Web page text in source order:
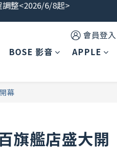
整<2026/6/8起>
筆記本，錯過不補✨
會員登入
BOSE 影音 APPLE
幕
旗艦店盛大開